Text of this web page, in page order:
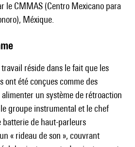
le CMMAS (Centro Mexicano para
Méxique.
réside dans le fait que les
ont été conçues comme des
un système de rétroaction
groupe instrumental et le chef
de haut-parleurs
« rideau de son », couvrant